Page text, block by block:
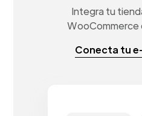
Integra tu
WooCommerce
Conecta tu